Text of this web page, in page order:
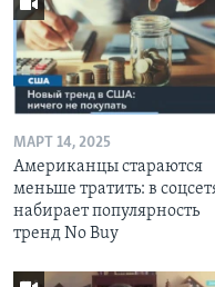
МАРТ 14, 2025
Американцы стараются
меньше тратить: в
набирает популярность
тренд No Buy